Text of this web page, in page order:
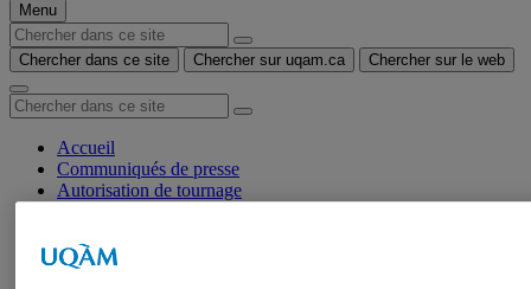
Menu
Chercher dans ce site Chercher sur uqam.ca Chercher sur le web
Accueil
Communiqués de presse
Autorisation de tournage
Plan du campus